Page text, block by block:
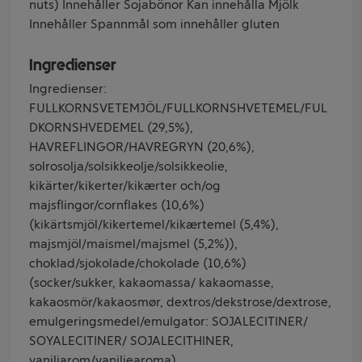
nuts) Innehåller Sojabönor Kan innehålla Mjölk
Innehåller Spannmål som innehåller gluten
Ingredienser
Ingredienser:
FULLKORNSVETEMJÖL/FULLKORNSHVETEMEL/FUL
DKORNSHVEDEMEL (29,5%),
HAVREFLINGOR/HAVREGRYN (20,6%),
solrosolja/solsikkeolje/solsikkeolie,
kikärter/kikerter/kikærter och/og
majsflingor/cornflakes (10,6%)
(kikärtsmjöl/kikertemel/kikærtemel (5,4%),
majsmjöl/maismel/majsmel (5,2%)),
choklad/sjokolade/chokolade (10,6%)
(socker/sukker, kakaomassa/ kakaomasse,
kakaosmör/kakaosmør, dextros/dekstrose/dextrose,
emulgeringsmedel/emulgator: SOJALECITINER/
SOYALECITINER/ SOJALECITHINER,